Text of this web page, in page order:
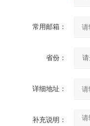
常用邮箱：
省份：
详细地址：
补充说明：